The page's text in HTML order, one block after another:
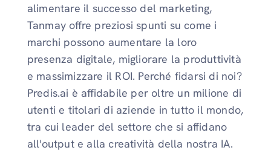
alimentare il successo del marketing,
Tanmay offre preziosi spunti su come i
marchi possono aumentare la loro
presenza digitale, migliorare la produttività
e massimizzare il ROI. Perché fidarsi di noi?
Predis.ai è affidabile per oltre un milione di
utenti e titolari di aziende in tutto il mondo,
tra cui leader del settore che si affidano
all'output e alla creatività della nostra IA.